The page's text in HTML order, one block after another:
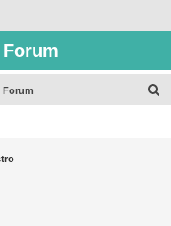
Forum